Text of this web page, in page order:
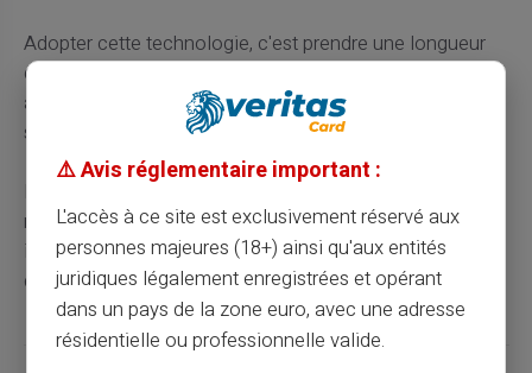
Adopter cette technologie, c'est prendre une longueur
d'avance vers une gestion financière plus autonome et
adaptée à l'ère du numérique où la flexibilité et la
sécurité sont primordiales.
moyen de paiement. Elle est un compagnon financier
indispensable dans la jungle des transactions
quotidiennes modernes.
⚠️ Avis réglementaire important :
L'accès à ce site est exclusivement réservé aux
personnes majeures (18+) ainsi qu'aux entités
juridiques légalement enregistrées et opérant
dans un pays de la zone euro, avec une adresse
résidentielle ou professionnelle valide.